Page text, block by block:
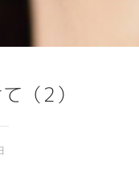
（2）